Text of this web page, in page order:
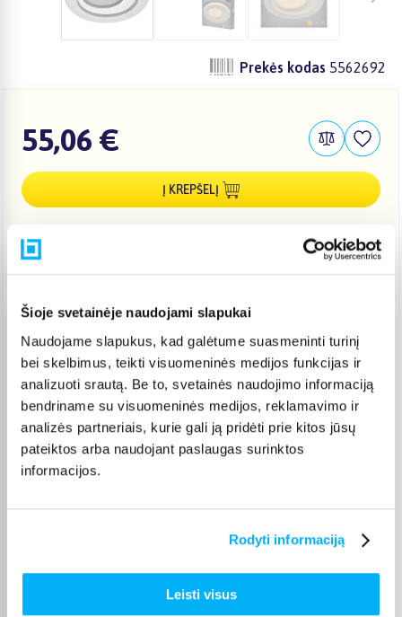
Šioje svetainėje naudojami slapukai
Naudojame slapukus, kad galėtume suasmeninti turinį
bei skelbimus, teikti visuomeninės medijos funkcijas ir
analizuoti srautą. Be to, svetainės naudojimo informaciją
bendriname su visuomeninės medijos, reklamavimo ir
analizės partneriais, kurie gali ją pridėti prie kitos jūsų
pateiktos arba naudojant paslaugas surinktos
informacijos.
Rodyti informaciją
Leisti visus
Prekės kodas 5562692
55,06 €
Į KREPŠELĮ
Nemokamas 10 mėn. ARTEA lizingas
Venipak paštomatas 2,39 € )
Pristato ir šeštadienį
Rugpjūtis 13d. - Rugpjūtis 18d.
Venipak kurjeris (2,99 €)
Rugpjūtis 13d. - Rugpjūtis 18d.
Omniva paštomatas ( )
Pristato ir šeštadienį
3,99 €